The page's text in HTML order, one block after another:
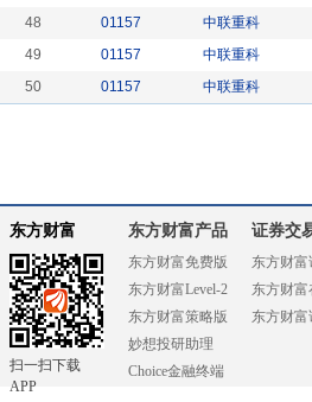
48
01157 中联重科
49
01157 中联重科
50
01157 中联重科
东方财富
扫一扫下载
APP
东方财富产品
东方财富免费版
东方财富Level-2
东方财富策略版
妙想投研助理
Choice金融终端
证券交
东方财富
东方财富
东方财富